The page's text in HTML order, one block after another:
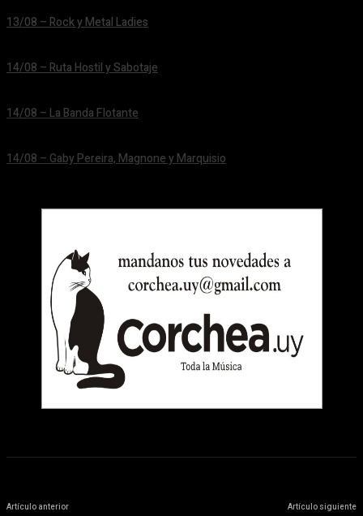
13/08 – Rock y Metal Ladies
14/08 – Ruta Hostil y Sabotaje
14/08 – La Banda Flotante
14/08 – Gaby Pereira, Magnone y Marquisio
Artículo anterior Artículo siguiente